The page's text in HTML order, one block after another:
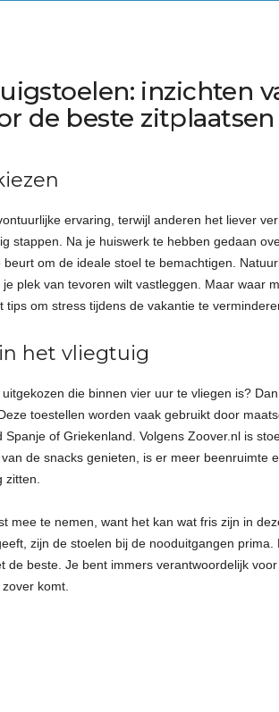
inzichten
de beste zitplaatsen
ervaring, terwijl anderen het liever
stappen. Na je huiswerk te hebben gedaan
om de ideale stoel te bemachtigen.
plek van tevoren wilt vastleggen. Maar waar
om stress tijdens de vakantie te
het vliegtuig
die binnen vier uur te vliegen is?
toestellen worden vaak gebruikt door
of Griekenland. Volgens Zoover.nl is
de snacks genieten, is er meer beenruimte
mee te nemen, want het kan wat fris zijn in
zijn de stoelen bij de nooduitgangen
de beste. Je bent immers verantwoordelijk
komt.